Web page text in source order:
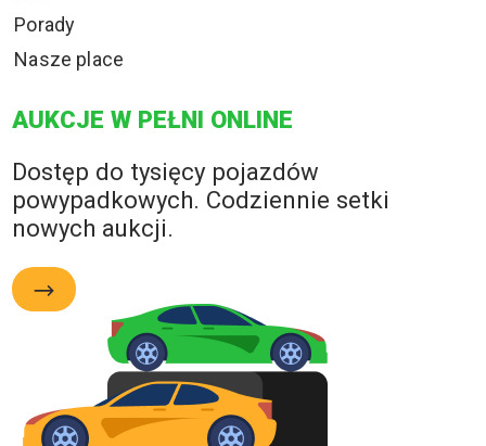
Porady
Nasze place
AUKCJE W PEŁNI ONLINE
Dostęp do tysięcy pojazdów
powypadkowych. Codziennie setki
nowych aukcji.